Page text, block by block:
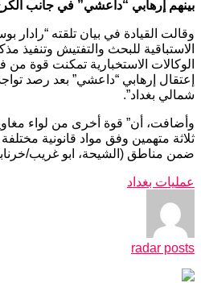
بينهم إرهابي “داعشي” في جانب
وقالت القيادة في بيان تلقته “رادار
الاستباقية للبحث والتفتيش وتنفيذ
الوكالات الاستخبارية تمكنت قوة
إعتقال إرهابي “داعشي” بعد رصد
شمالي بغداد”.
وأضافت، أن” قوة أخرى من لواء
ثلاثة متهمين وفق مواد قانونية
ضمن مناطق (الشيحة، ابو غريب/
عمليات بغداد
radar posts